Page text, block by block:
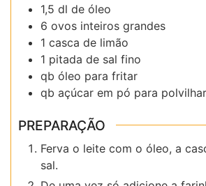
1,5 dl de óleo
6 ovos inteiros grandes
1 casca de limão
1 pitada de sal fino
qb óleo para fritar
qb açúcar em pó para polvilhar
PREPARAÇÃO
Ferva o leite com o óleo, a
sal.